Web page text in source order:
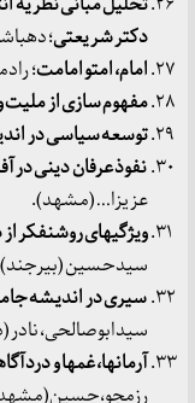
دکتر شریعتی؛
امام، امتو امامت؛
مفهوم سازی از
توسعه سیاسی در
نفوذ عرفان دینی در
عزیزا… (مشهد).
ویژگیهای روشنفکر
سیدحسین
سیری در اندیشه
سیدابوصالحی، نادر
آرمانها، غمها و